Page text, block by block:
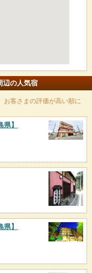
辺の人気宿
お客さまの評価が高い順に
県】
県】